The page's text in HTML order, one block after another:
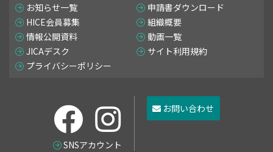
お知らせ一覧
申請書ダウンロード
HICE会員募集
組織概要
情報公開資料
動画一覧
JICAデスク
サイト利用規約
プライバシーポリシー
SNSアカウント
お問い合わせ